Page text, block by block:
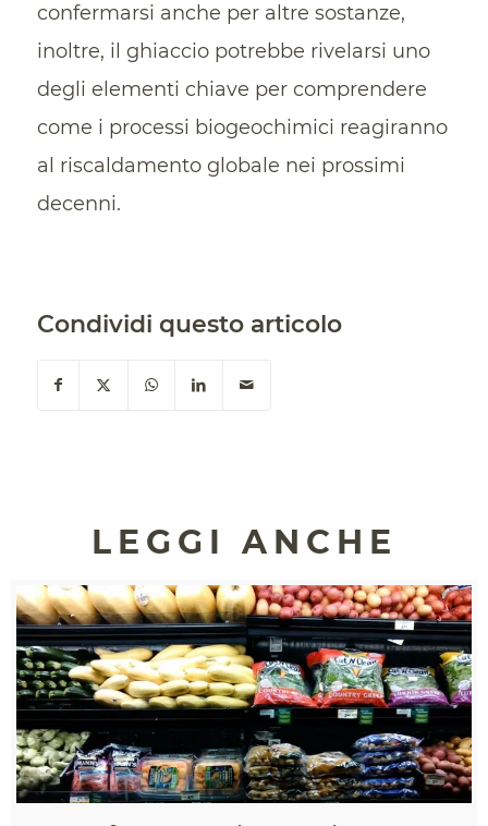
confermarsi anche per altre sostanze,
inoltre, il ghiaccio potrebbe rivelarsi uno
degli elementi chiave per comprendere
come i processi biogeochimici reagiranno
al riscaldamento globale nei prossimi
decenni.
Condividi questo articolo
LEGGI ANCHE